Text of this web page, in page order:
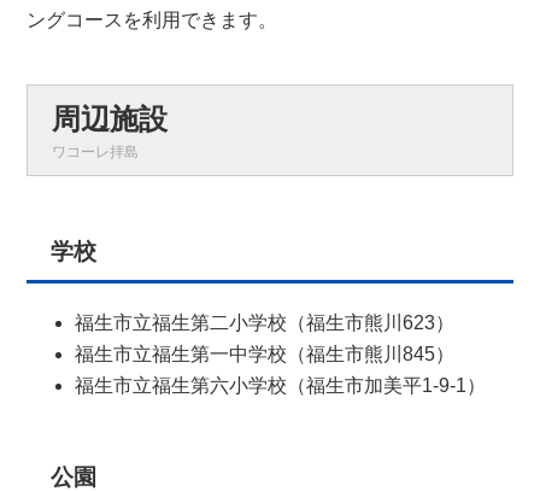
ングコースを利用できます。
周辺施設
ワコーレ拝島
学校
福生市立福生第二小学校（福生市熊川623）
福生市立福生第一中学校（福生市熊川845）
福生市立福生第六小学校（福生市加美平1-9-1）
公園